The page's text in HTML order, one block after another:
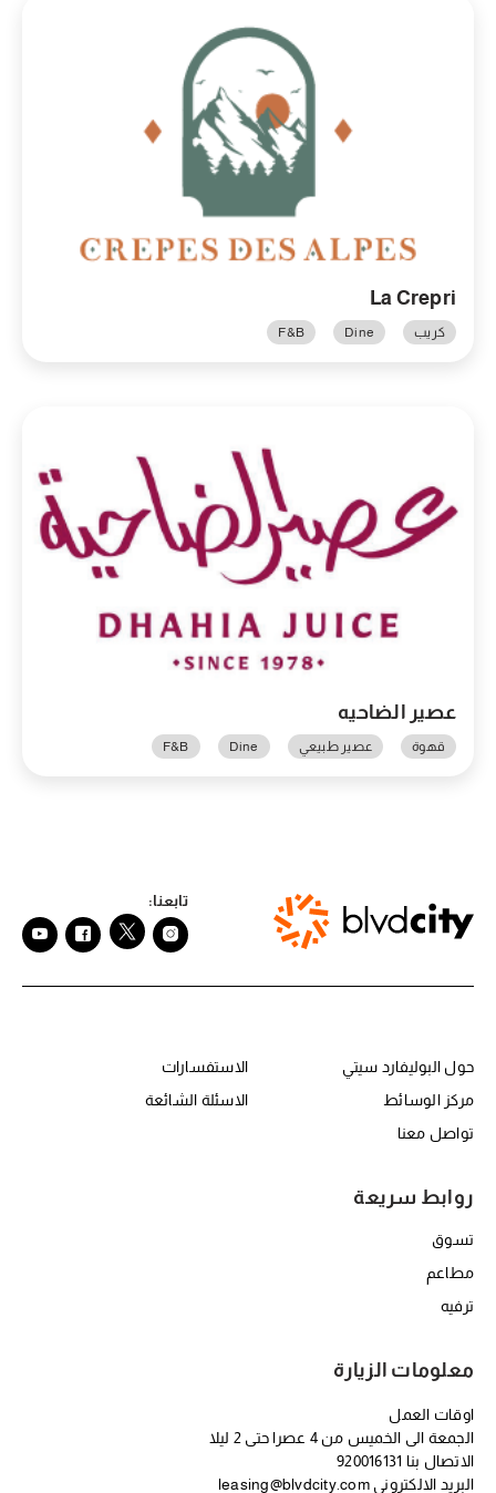
La Crepri
كريب Dine
F&B
عصير الضاحيه
قهوة عصير طبيعي Dine
F&B
تابعنا:
حول البوليفارد سيتي
مركز الوسائط
تواصل معنا
الاستفسارات
الاسئلة الشائعة
روابط سريعة
تسوق
مطاعم
ترفيه
معلومات الزيارة
اوقات العمل
الجمعة الى الخميس من 4 عصرا حتى 2 ليلا
الاتصال بنا 920016131
البريد الالكترونيleasing@blvdcity.com